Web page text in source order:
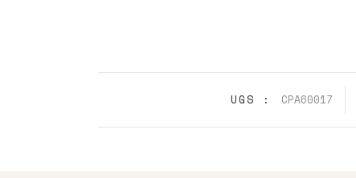
UGS : CPA60017